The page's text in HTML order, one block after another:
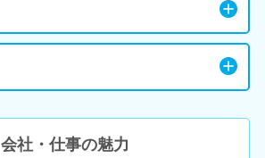
会社・仕事の魅力